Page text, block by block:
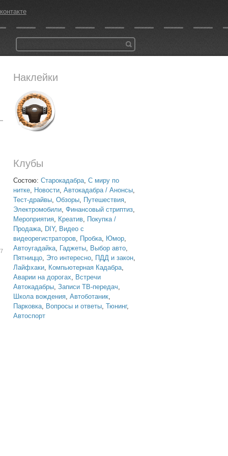
Наклейки
Клубы
Состою: Старокадабра, С миру по
нитке, Новости, Автокадабра / Анонсы,
Тест-драйвы, Обзоры, Путешествия,
Электромобили, Финансовый стриптиз,
Мероприятия, Креатив, Покупка /
Продажа, DIY, Видео с
видеорегистраторов, Пробка, Юмор,
Автоугадайка, Гаджеты, Выбор авто,
Пятниццо, Это интересно, ПДД и закон,
Лайфхаки, Компьютерная Кадабра,
Аварии на дорогах, Встречи
Автокадабры, Записи ТВ-передач,
Школа вождения, Автоботаник,
Парковка, Вопросы и ответы, Тюнинг,
Автоспорт